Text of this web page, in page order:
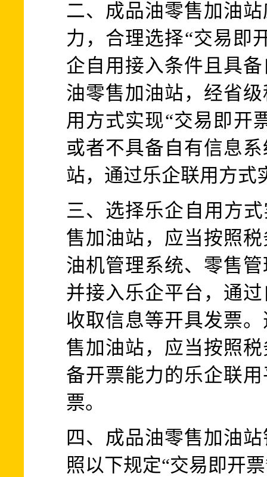
二、成品油零售加油
力，合理选择“交易即
企自用接入条件且具
油零售加油站，经省
用方式实现“交易即开
或者不具备自有信息
站，通过乐企联用方式
三、选择乐企自用方
售加油站，应当按照
油机管理系统、零售
并接入乐企平台，通
收取信息等开具发票
售加油站，应当按照
备开票能力的乐企联
票。
四、成品油零售加油
照以下规定“交易即开